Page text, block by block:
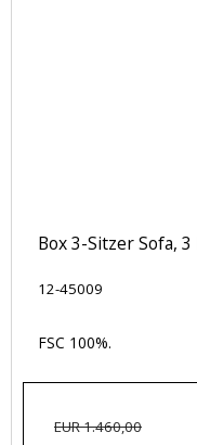
Box 3-Sitzer Sofa,
12-45009
FSC 100%.
EUR 1.460,00